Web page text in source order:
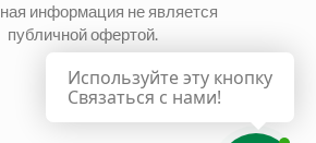
информация не является
публичной офертой.
Используйте эту кнопку
Связаться с нами!